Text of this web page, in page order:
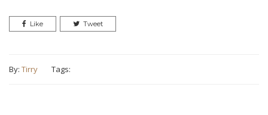
Like Tweet
By: Tirry Tags: